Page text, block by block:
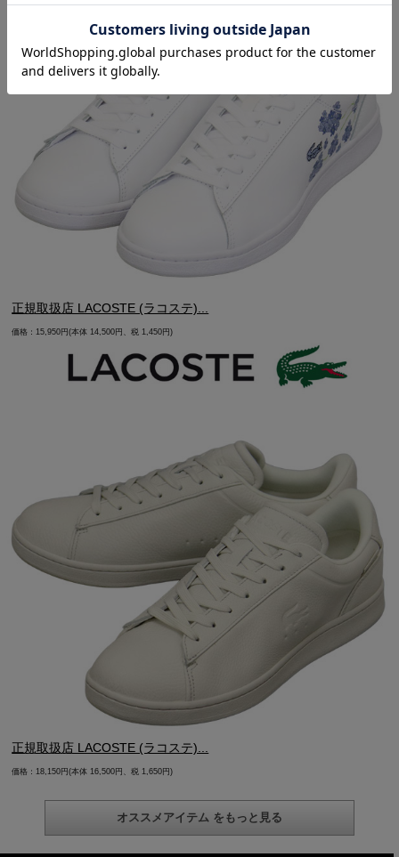
正規取扱店 LACOSTE (ラコステ)...
価格：15,950円(本体 14,500円、税 1,450円)
正規取扱店 LACOSTE (ラコステ)...
価格：18,150円(本体 16,500円、税 1,650円)
オススメアイテム をもっと見る